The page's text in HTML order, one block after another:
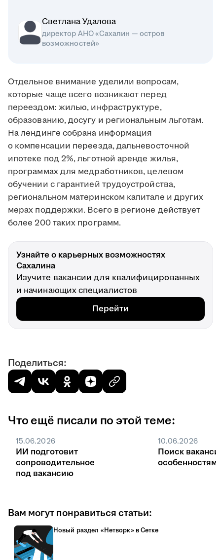
Светлана Удалова
директор АНО «Сахалин — остров
возможностей»
Отдельное внимание уделили вопросам,
которые чаще всего возникают перед
переездом: жилью, инфраструктуре,
образованию, досугу и региональным льготам.
На лендинге собрана информация
о компенсации переезда, дальневосточной
ипотеке под 2%, льготной аренде жилья,
программах для медработников, целевом
обучении с гарантией трудоустройства,
региональном материнском капитале и других
мерах поддержки. Всего в регионе действует
более 200 таких программ.
Узнайте о карьерных возможностях
Сахалина
Изучите вакансии для квалифицированных
и начинающих специалистов
Перейти
Поделиться:
Что ещё писали по этой теме:
15.06.2026
ИИ подготовит
сопроводительное
под вакансию
10.06.2026
Поиск
Вам могут понравиться статьи:
Новый раздел «Нетворк» в Сетке